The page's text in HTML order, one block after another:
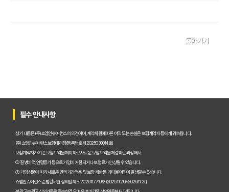
돌아가기
필수 안내사항
상기 내용은 (주)쇼엠인슈어런스의 의견이며, 계약체결에 따른 이익 또는 손실은 보험계약자 등에게 귀속됩니다.
(주)쇼엠인슈어런스 보험대리점(등록번호 제2025030014호)
보험계약자가 기존 보험계약을 해지하고 새로운 보험계약을 체결하는 과정에서
① 질병이력, 연령증가 등으로 가입이 거절되거나 보험료가 인상될 수 있습니다.
② 가입 상품에 따라 새로운 면책기간 적용 및 보장 제한 등 기타 불이익이 발생할 수 있습니다.
쇼엠인슈어런스 준법감시인 심의필 제S-2025117719호 (2025.11.26~2026.11.25)